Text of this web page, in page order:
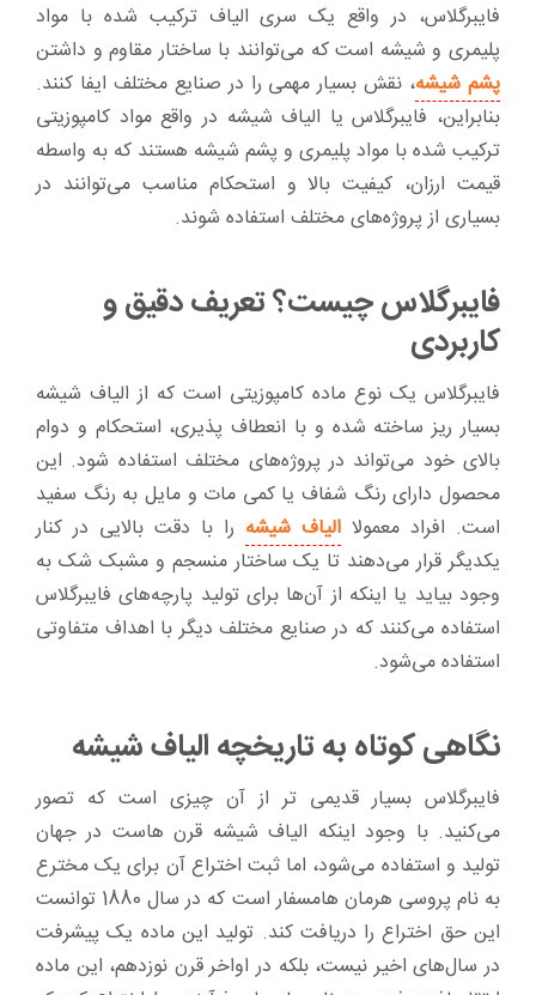
فایبرگلاس، در واقع یک سری الیاف ترکیب شده با مواد
پلیمری و شیشه است که می‌توانند با ساختار مقاوم و داشتن
پشم شیشه، نقش بسیار مهمی را در صنایع مختلف ایفا کنند.
بنابراین، فایبرگلاس یا الیاف شیشه در واقع مواد کامپوزیتی
ترکیب شده با مواد پلیمری و پشم شیشه هستند که به واسطه
قیمت ارزان، کیفیت بالا و استحکام مناسب می‌توانند در
بسیاری از پروژه‌های مختلف استفاده شوند.
فایبرگلاس چیست؟ تعریف دقیق و
کاربردی
فایبرگلاس یک نوع ماده کامپوزیتی است که از الیاف شیشه
بسیار ریز ساخته شده و با انعطاف پذیری، استحکام و دوام
بالای خود می‌تواند در پروژه‌های مختلف استفاده شود. این
محصول دارای رنگ شفاف یا کمی مات و مایل به رنگ سفید
است. افراد معمولا الیاف شیشه را با دقت بالایی در کنار
یکدیگر قرار می‌دهند تا یک ساختار منسجم و مشبک شک به
وجود بیاید یا اینکه از آن‌ها برای تولید پارچه‌های فایبرگلاس
استفاده می‌کنند که در صنایع مختلف دیگر با اهداف متفاوتی
استفاده می‌شود.
نگاهی کوتاه به تاریخچه الیاف شیشه
فایبرگلاس بسیار قدیمی تر از آن چیزی است که تصور
می‌کنید. با وجود اینکه الیاف شیشه قرن هاست در جهان
تولید و استفاده می‌شود، اما ثبت اختراع آن برای یک مخترع
به نام پروسی هرمان هامسفار است که در سال 1880 توانست
این حق اختراع را دریافت کند. تولید این ماده یک پیشرفت
در سال‌های اخیر نیست، بلکه در اواخر قرن نوزدهم، این ماده